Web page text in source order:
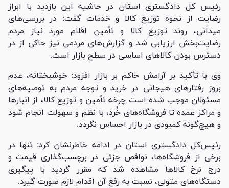
رئیس کل دادگستری استان در حاشیه این بازدید با ابراز
رضایت از نحوه توزیع کالا و خدمات گفت: در بررسی‌های
میدانی، روند توزیع کالا و تأمین اقلام مورد نیاز مردم
رضایت‌بخش ارزیابی شد و گزارش‌های مردمی نیز حاکی از در
دسترس بودن کالا‌های اساسی در سطح بازار است.
وی با تأکید بر آرامش حاکم بر بازار افزود: خوشبختانه، عدم
بروز رفتار‌های هیجانی در خرید و توجه مردم به توصیه‌های
مسئولان موجب شده است چرخه تأمین و توزیع کالا، از انبار‌ها
و مراکز عمده تا فروشگاه‌های خُرد، با نظم و سهولت انجام شود
و هیچ‌گونه کمبودی در بازار احساس نگردد.
رئیس‌کل دادگستری استان در ادامه خاطرنشان کرد: تنها در
برخی از فروشگاه‌ها، نواقص جزئی در برچسب‌گذاری قیمت و
درج نرخ کالا‌ها مشاهده شد که مقرر گردید با پیگیری
دستگاه‌های متولی، نسبت به رفع آن اقدام لازم صورت گیرد.